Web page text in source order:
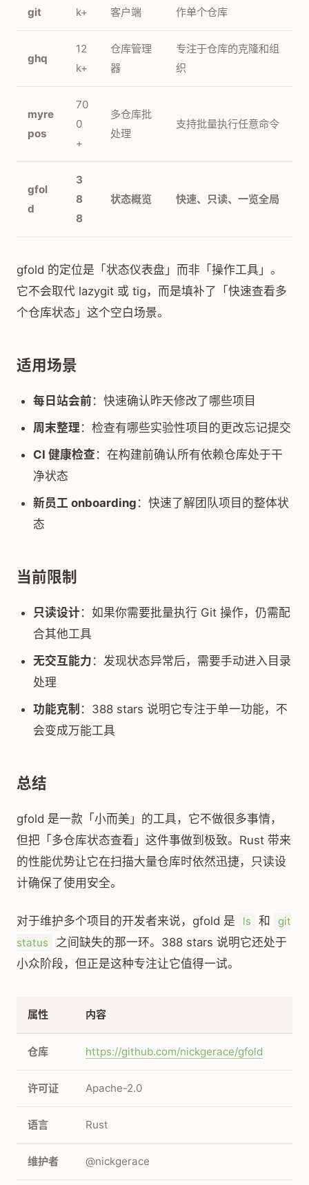
git
k+
客户端
作单个仓库
ghq
12
k+
仓库管理
器
专注于仓库的克隆和组
织
myre
pos
70
0
+
多仓库批
处理
支持批量执行任意命令
gfol
d
3
8
8
状态概览 快速、只读、一览全局
gfold 的定位是「状态仪表盘」而非「操作工具」。
它不会取代 lazygit 或 tig，而是填补了「快速查看多
个仓库状态」这个空白场景。
适用场景
每日站会前 ：快速确认昨天修改了哪些项目
周末整理：检查有哪些实验性项目的更改忘记提交
CI 健康检查 ：在构建前确认所有依赖仓库处于干
净状态
新员工 onboarding ：快速了解团队项目的整体状
态
当前限制
只读设计：如果你需要批量执行 Git 操作，仍需配
合其他工具
无交互能力 ：发现状态异常后，需要手动进入目录
处理
功能克制 ：388 stars 说明它专注于单一功能，不
会变成万能工具
总结
gfold 是一款「小而美」的工具，它不做很多事情，
但把「多仓库状态查看」这件事做到极致。Rust 带来
的性能优势让它在扫描大量仓库时依然迅捷，只读设
计确保了使用安全。
对于维护多个项目的开发者来说，gfold 是 ls 和
git
status
之间缺失的那一环。388 stars 说明它还处于
小众阶段，但正是这种专注让它值得一试。
属性 内容
仓库 https://github.com/nickgerace/gfold
许可证 Apache-2.0
语言 Rust
维护者 @nickgerace